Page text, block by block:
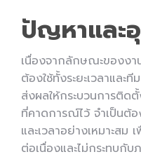
ปัญหาและ
เนื่องจากลักษณะของงา
ต้องใช้ทั้งระยะเวลาและ
ส่งผลให้กระบวนการติด
ที่คาดการณ์ไว้ จำเป็นต้
และเวลาอย่างเหมาะสม
ต่อเนื่องและไม่กระทบกับ